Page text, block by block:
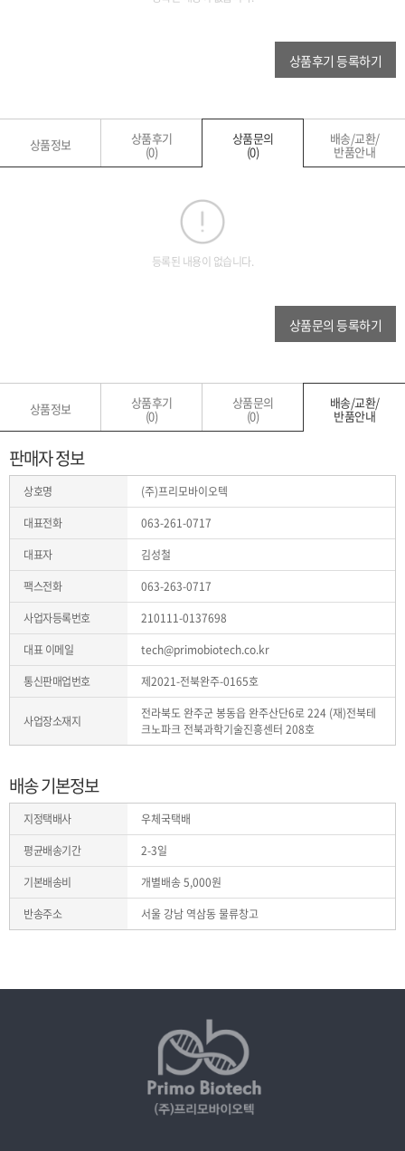
상품후기 등록하기
상품정보 상품후기
(0)
상품문의
(0)
배송/교환/
반품안내
등록된 내용이 없습니다.
상품문의 등록하기
상품정보 상품후기
(0)
상품문의
(0)
배송/교환/
반품안내
판매자 정보
상호명
(주)프리모바이오텍
대표전화
063-261-0717
대표자
김성철
팩스전화
063-263-0717
사업자등록번호
210111-0137698
대표 이메일
tech@primobiotech.co.kr
통신판매업번호
제2021-전북완주-0165호
사업장소재지
전라북도 완주군 봉동읍 완주산단6로 224 (재)전북테
크노파크 전북과학기술진흥센터 208호
배송 기본정보
지정택배사
우체국택배
평균배송기간
2-3일
기본배송비
개별배송5,000원
반송주소
서울 강남 역삼동 물류창고